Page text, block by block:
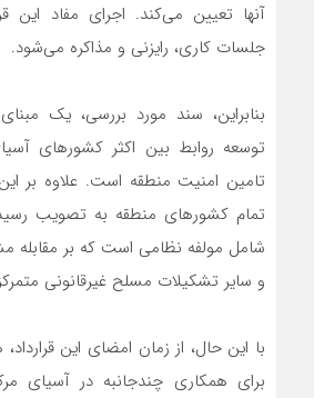
آنها تعیین می‌کند. اجرای مفاد این
جلسات کاری، رایزنی و مذاکره می‌شود.
بنابراین، سند مورد بررسی، یک
توسعه روابط بین اکثر کشورهای
تامین امنیت منطقه است. علاوه بر
تمام کشورهای منطقه به تصویب
شامل مولفه نظامی است که بر مقابله
و سایر تشکیلات مسلح غیرقانونی
با این حال، از زمان امضای این
برای همکاری چندجانبه در آسیای